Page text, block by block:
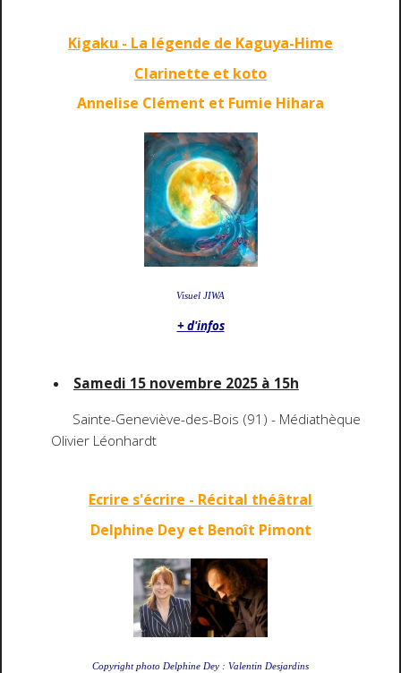
Kigaku - La légende de Kaguya-Hime
Clarinette et koto
Annelise Clément et Fumie Hihara
Visuel JIWA
+ d'infos
Samedi 15 novembre 2025 à 15h
Sainte-Geneviève-des-Bois (91) - Médiathèque
Olivier Léonhardt
Ecrire s'écrire - Récital théâtral
Delphine Dey et Benoît Pimont
Copyright photo Delphine Dey : Valentin Desjardins